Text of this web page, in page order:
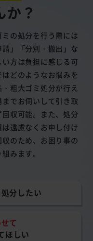
か？
の処分を行う際には
請」「分別・搬出」な
方は負担に感じる可
どのようなお悩みを
粗大ゴミ処分が行え
でお伺いして引き取
収可能。また、処分
遠慮なくお申し付け
のため、お困り事の
みます。
分したい
て
ほしい